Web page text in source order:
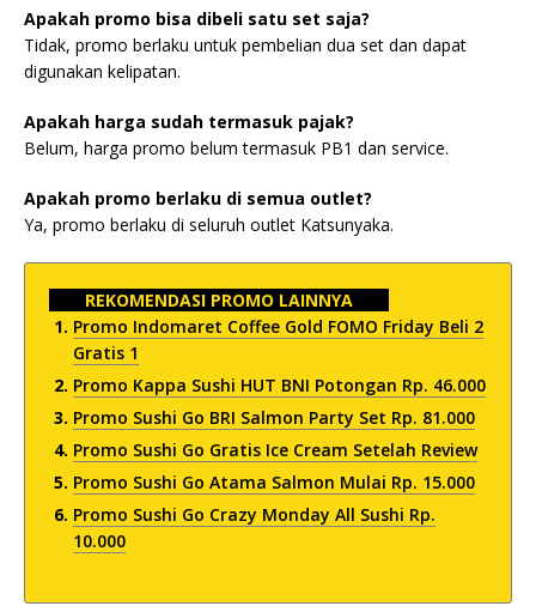
Apakah promo bisa dibeli satu set saja?
Tidak, promo berlaku untuk pembelian dua set dan dapat
digunakan kelipatan.
Apakah harga sudah termasuk pajak?
Belum, harga promo belum termasuk PB1 dan service.
Apakah promo berlaku di semua outlet?
Ya, promo berlaku di seluruh outlet Katsunyaka.
REKOMENDASI PROMO LAINNYA
Promo Indomaret Coffee Gold FOMO Friday Beli 2
Gratis 1
Promo Kappa Sushi HUT BNI Potongan Rp. 46.000
Promo Sushi Go BRI Salmon Party Set Rp. 81.000
Promo Sushi Go Gratis Ice Cream Setelah Review
Promo Sushi Go Atama Salmon Mulai Rp. 15.000
Promo Sushi Go Crazy Monday All Sushi Rp.
10.000